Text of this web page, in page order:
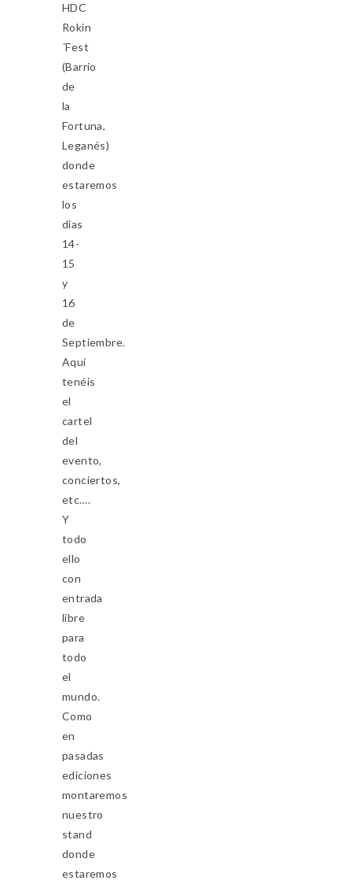
HDC
Rokin
´Fest
(Barrio
de
la
Fortuna,
Leganés)
donde
estaremos
los
dias
14-
15
y
16
de
Septiembre.
Aquí
tenéis
el
cartel
del
evento,
conciertos,
etc….
Y
todo
ello
con
entrada
libre
para
todo
el
mundo.
Como
en
pasadas
ediciones
montaremos
nuestro
stand
donde
estaremos